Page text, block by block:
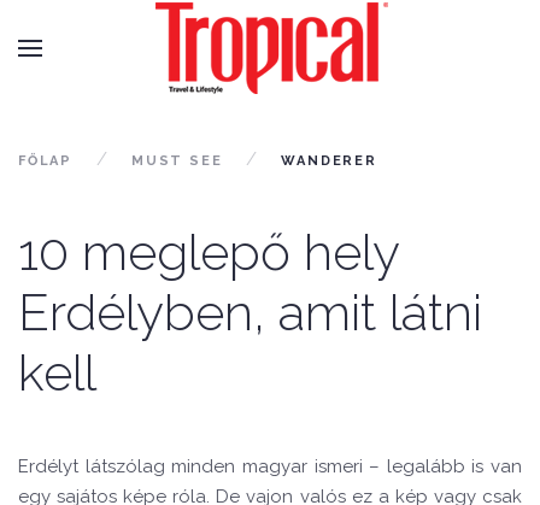
FŐLAP MUST SEE WANDERER
10 meglepő hely
Erdélyben, amit látni
kell
Erdélyt látszólag minden magyar ismeri – legalább is van
egy sajátos képe róla. De vajon valós ez a kép vagy csak